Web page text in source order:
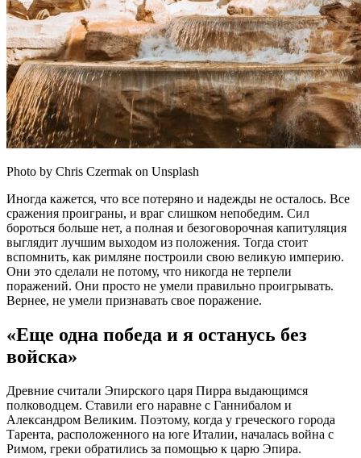
Photo by Chris Czermak on Unsplash
Иногда кажется, что все потеряно и надежды не осталось. Все
сражения проиграны, и враг слишком непобедим. Сил
бороться больше нет, а полная и безоговорочная капитуляция
выглядит лучшим выходом из положения. Тогда стоит
вспомнить, как римляне построили свою великую империю.
Они это сделали не потому, что никогда не терпели
поражений. Они просто не умели правильно проигрывать.
Вернее, не умели признавать свое поражение.
«Еще одна победа и я останусь без
войска»
Древние считали Эпирского царя Пирра выдающимся
полководцем. Ставили его наравне с Ганнибалом и
Александром Великим. Поэтому, когда у греческого города
Тарента, расположенного на юге Италии, началась война с
Римом, греки обратились за помощью к царю Эпира.